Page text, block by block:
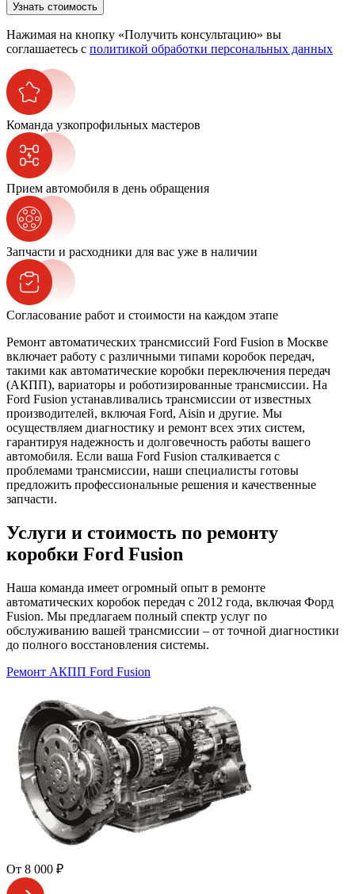
Узнать стоимость
Нажимая на кнопку «Получить консультацию» вы
соглашаетесь с политикой обработки персональных данных
Команда узкопрофильных мастеров
Прием автомобиля в день обращения
Запчасти и расходники для вас уже в наличии
Согласование работ и стоимости на каждом этапе
Ремонт автоматических трансмиссий Ford Fusion в Москве
включает работу с различными типами коробок передач,
такими как автоматические коробки переключения передач
(АКПП), вариаторы и роботизированные трансмиссии. На
Ford Fusion устанавливались трансмиссии от известных
производителей, включая Ford, Aisin и другие. Мы
осуществляем диагностику и ремонт всех этих систем,
гарантируя надежность и долговечность работы вашего
автомобиля. Если ваша Ford Fusion сталкивается с
проблемами трансмиссии, наши специалисты готовы
предложить профессиональные решения и качественные
запчасти.
Услуги и стоимость по ремонту
коробки Ford Fusion
Наша команда имеет огромный опыт в ремонте
автоматических коробок передач с 2012 года, включая Форд
Fusion. Мы предлагаем полный спектр услуг по
обслуживанию вашей трансмиссии – от точной диагностики
до полного восстановления системы.
Ремонт АКПП Ford Fusion
От 8 000 ₽